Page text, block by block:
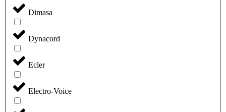
Dimasa
Dynacord
Ecler
Electro-Voice